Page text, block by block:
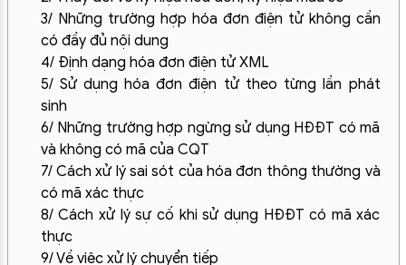
3/ Những trường hợp hóa đơn điện tử không cần
có đầy đủ nội dung
4/ Định dạng hóa đơn điện tử XML
5/ Sử dụng hóa đơn điện tử theo từng lần phát
sinh
6/ Những trường hợp ngừng sử dụng HĐĐT có mã
và không có mã của CQT
7/ Cách xử lý sai sót của hóa đơn thông thường và
có mã xác thực
8/ Cách xử lý sự cố khi sử dụng HĐĐT có mã xác
thực
9/ Về việc xử lý chuyển tiếp